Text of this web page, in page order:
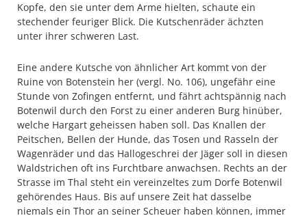
Kopfe, den sie unter dem Arme hielten, schaute ein
stechender feuriger Blick. Die Kutschenräder ächzten
unter ihrer schweren Last.
Eine andere Kutsche von ähnlicher Art kommt von der
Ruine von Botenstein her (vergl. No. 106), ungefähr eine
Stunde von Zofingen entfernt, und fährt achtspännig nach
Botenwil durch den Forst zu einer anderen Burg hinüber,
welche Hargart geheissen haben soll. Das Knallen der
Peitschen, Bellen der Hunde, das Tosen und Rasseln der
Wagenräder und das Hallogeschrei der Jäger soll in diesen
Waldstrichen oft ins Furchtbare anwachsen. Rechts an der
Strasse im Thal steht ein vereinzeltes zum Dorfe Botenwil
gehörendes Haus. Bis auf unsere Zeit hat dasselbe
niemals ein Thor an seiner Scheuer haben können, immer